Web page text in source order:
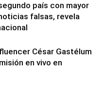
país con mayor
falsas, revela
César Gastélum
en vivo en